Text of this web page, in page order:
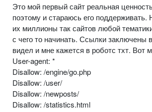
Это мой первый сайт реальная
поэтому и стараюсь его поддерживать.
их миллионы так сайтов любой
с чего то начинать. Ссылки заключены
видел и мне кажется в роботс тхт. Вот
User-agent: *
Disallow: /engine/go.php
Disallow: /user/
Disallow: /newposts/
Disallow: /statistics.html